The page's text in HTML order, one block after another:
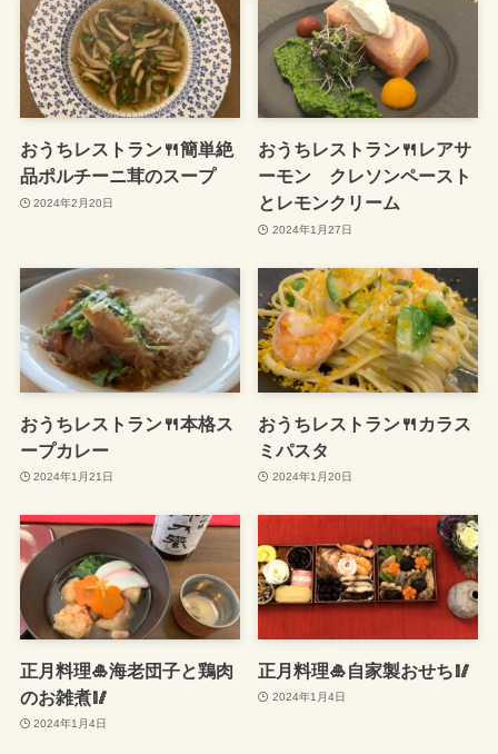
おうちレストラン🍴簡単絶
品ポルチーニ茸のスープ
2024年2月20日
おうちレストラン🍴レアサ
ーモン クレソンペースト
とレモンクリーム
2024年1月27日
おうちレストラン🍴本格ス
ープカレー
2024年1月21日
おうちレストラン🍴カラス
ミパスタ
2024年1月20日
正月料理🎍海老団子と鶏肉
のお雑煮🥢
2024年1月4日
正月料理🎍自家製おせち🥢
2024年1月4日